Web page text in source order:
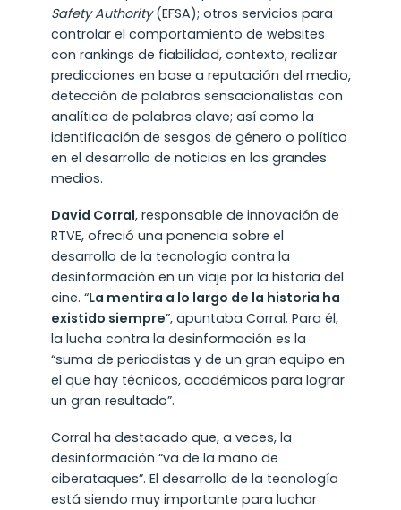
Safety Authority(EFSA); otros servicios para
controlar el comportamiento de websites
con rankings de fiabilidad, contexto, realizar
predicciones en base a reputación del medio,
detección de palabras sensacionalistas con
analítica de palabras clave; así como la
identificación de sesgos de género o político
en el desarrollo de noticias en los grandes
medios.
David Corral, responsable de innovación de
RTVE, ofreció una ponencia sobre el
desarrollo de la tecnología contra la
desinformación en un viaje por la historia del
cine. “La mentira a lo largo de la historia ha
existido siempre”, apuntaba Corral. Para él,
la lucha contra la desinformación es la
“suma de periodistas y de un gran equipo en
el que hay técnicos, académicos para lograr
un gran resultado”.
Corral ha destacado que, a veces, la
desinformación “va de la mano de
ciberataques”. El desarrollo de la tecnología
está siendo muy importante para luchar